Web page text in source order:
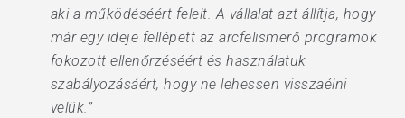
aki a működéséért felelt. A vállalat azt állítja, hogy
már egy ideje fellépett az arcfelismerő programok
fokozott ellenőrzéséért és használatuk
szabályozásáért, hogy ne lehessen visszaélni
velük.”